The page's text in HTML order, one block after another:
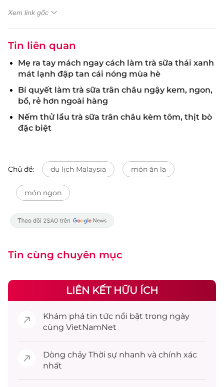
Xem link gốc
Tin liên quan
Mẹ ra tay mách ngay cách làm trà sữa thái xanh
mát lạnh đập tan cái nóng mùa hè
Bí quyết làm trà sữa trân châu ngậy kem, ngon,
bổ, rẻ hơn ngoài hàng
Nếm thử lẩu trà sữa trân châu kèm tôm, thịt bò
đặc biệt
Chủ đề: du lịch Malaysia món ăn lạ
món ngon
Tin cùng chuyên mục
LIÊN KẾT HỮU ÍCH
Khám phá tin tức nổi bật trong ngày
cùng VietNamNet
Dòng chảy Thời sự nhanh và chính xác
nhất